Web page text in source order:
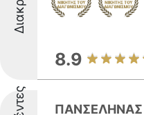
8.9
ΠΑΝΣΕΛΗΝΑΣ